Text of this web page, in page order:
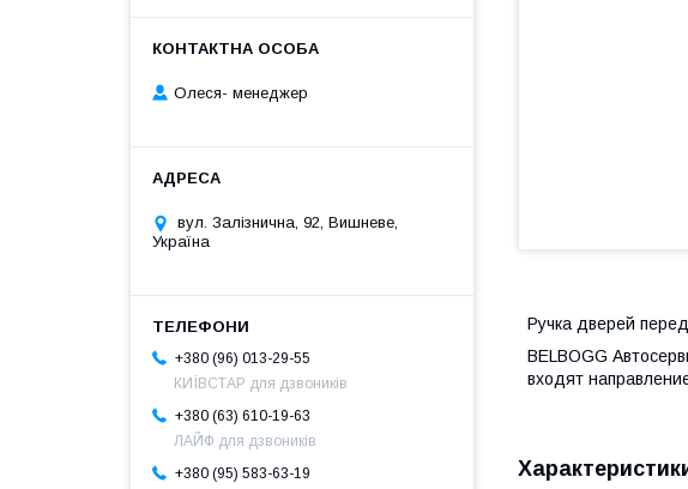
Ручка дверей
BELBOGG
входят
Олеся- менеджер
вул. Залізнична, 92, Вишневе,
Україна
+380 (96) 013-29-55
КИЇВСТАР для дзвоників
+380 (63) 610-19-63
ЛАЙФ для дзвоників
+380 (95) 583-63-19